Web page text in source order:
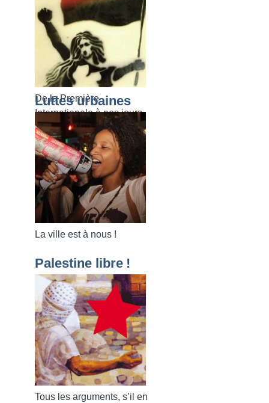
De la Première
Internationale à nos jours.
Luttes urbaines
La ville est à nous !
Palestine libre !
Tous les arguments, s’il en